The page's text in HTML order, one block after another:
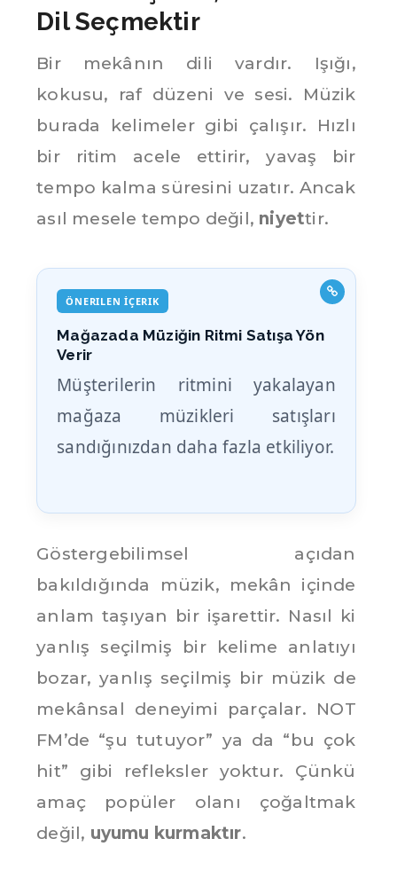
Dil Seçmektir
Bir mekânın dili vardır. Işığı,
kokusu, raf düzeni ve sesi. Müzik
burada kelimeler gibi çalışır. Hızlı
bir ritim acele ettirir, yavaş bir
tempo kalma süresini uzatır. Ancak
asıl mesele tempo değil, niyettir.
ÖNERILEN İÇERIK
Mağazada Müziğin Ritmi Satışa Yön
Verir
Müşterilerin ritmini yakalayan
mağaza müzikleri satışları
sandığınızdan daha fazla etkiliyor.
Göstergebilimsel açıdan
bakıldığında müzik, mekân içinde
anlam taşıyan bir işarettir. Nasıl ki
yanlış seçilmiş bir kelime anlatıyı
bozar, yanlış seçilmiş bir müzik de
mekânsal deneyimi parçalar. NOT
FM’de “şu tutuyor” ya da “bu çok
hit” gibi refleksler yoktur. Çünkü
amaç popüler olanı çoğaltmak
değil, uyumu kurmaktır.